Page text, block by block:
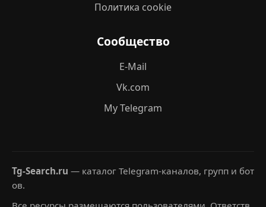
Политика cookie
Сообщество
E-Mail
Vk.com
My Telegram
Tg-Search.ru — каталог Telegram-каналов, групп и бот
ов.